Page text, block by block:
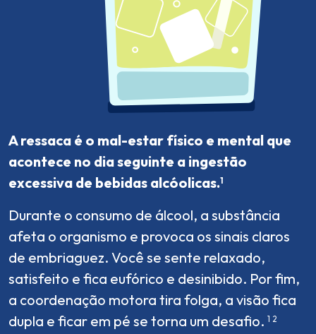
A ressaca é o mal-estar físico e mental que
acontece no dia seguinte a ingestão
excessiva de bebidas alcóolicas.1
Durante o consumo de álcool, a substância
afeta o organismo e provoca os sinais claros
de embriaguez. Você se sente relaxado,
satisfeito e fica eufórico e desinibido. Por fim,
a coordenação motora tira folga, a visão fica
dupla e ficar em pé se torna um desafio. 1 2